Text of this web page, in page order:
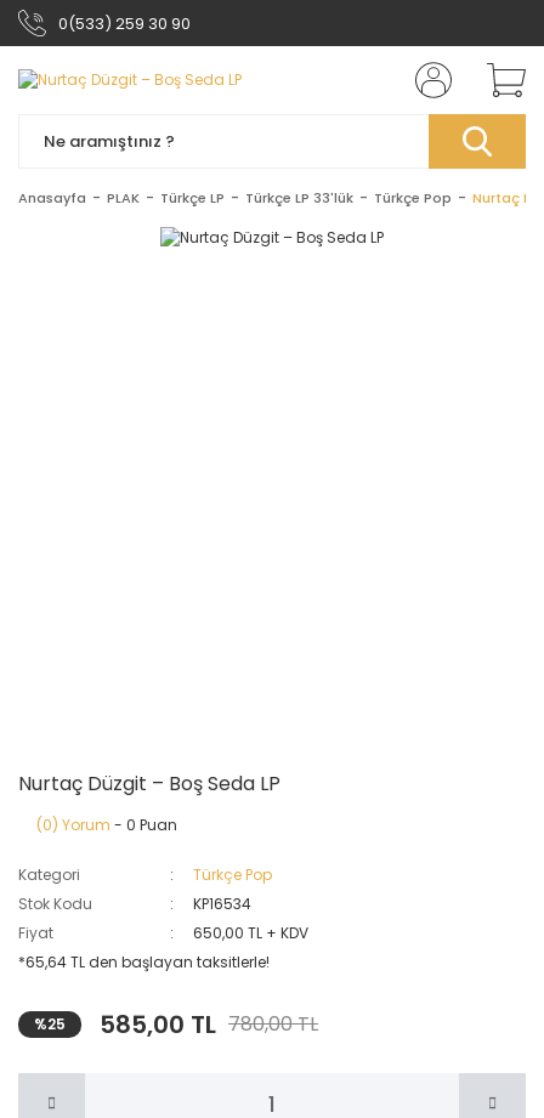
0(533) 259 30 90
Anasayfa PLAK Türkçe LP Türkçe LP 33'lük Türkçe Pop Nurtaç
Nurtaç Düzgit – Boş Seda LP
(0) Yorum - 0 Puan
Kategori
Türkçe Pop
Stok Kodu
KP16534
Fiyat
650,00 TL + KDV
*65,64 TL den başlayan taksitlerle!
%25 585,00 TL 780,00 TL